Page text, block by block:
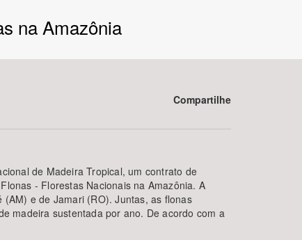
na Amazônia
Compartilhe
de Madeira Tropical, um contrato de
- Florestas Nacionais na Amazônia. A
e de Jamari (RO). Juntas, as flonas
madeira sustentada por ano. De acordo com a